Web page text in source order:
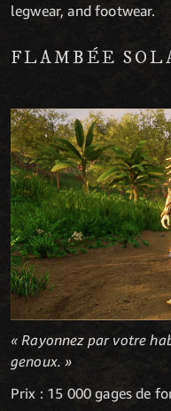
legwear, and footwear.
FLAMBÉE
« Rayonnez par votre
genoux. »
Prix : 15 000 gages de